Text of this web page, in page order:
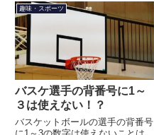
趣味・スポーツ
バスケ選手の背番号に1～
３は使えない！？
バスケットボールの選手の背番号